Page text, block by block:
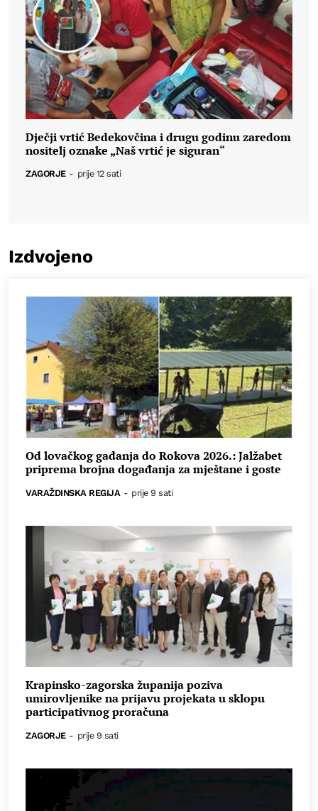
Dječji vrtić Bedekovčina i drugu godinu zaredom
nositelj oznake „Naš vrtić je siguran“
ZAGORJE - prije 12 sati
Izdvojeno
Od lovačkog gađanja do Rokova 2026.: Jalžabet
priprema brojna događanja za mještane i goste
VARAŽDINSKA REGIJA - prije 9 sati
Krapinsko-zagorska županija poziva
umirovljenike na prijavu projekata u sklopu
participativnog proračuna
ZAGORJE - prije 9 sati